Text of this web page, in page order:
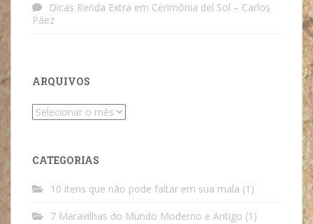
Dicas Renda Extra em Cerimônia del Sol – Carlos
Páez
ARQUIVOS
Arquivos
CATEGORIAS
10 itens que não pode faltar em sua mala (1)
7 Maravilhas do Mundo Moderno e Antigo (1)